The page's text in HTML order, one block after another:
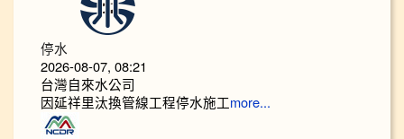
停水
2026-08-07, 08:21
台灣自來水公司
因延祥里汰換管線工程停水施工more...